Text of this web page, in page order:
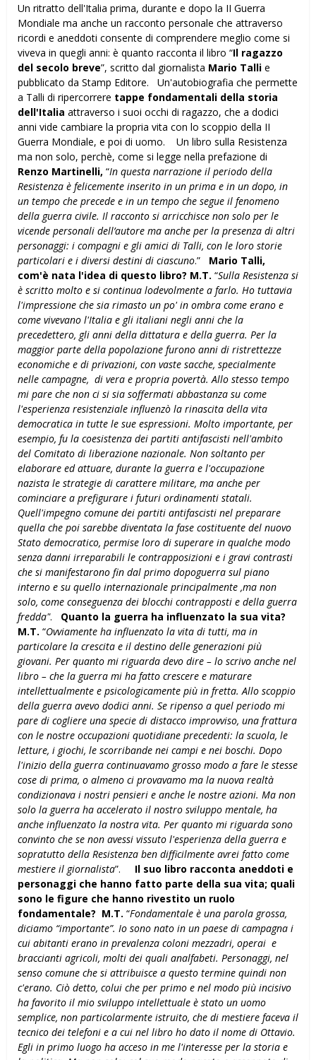
Un ritratto dell'Italia prima, durante e dopo la II Guerra
Mondiale ma anche un racconto personale che attraverso
ricordi e aneddoti consente di comprendere meglio come si
viveva in quegli anni: è quanto racconta il libro “Il ragazzo
del secolo breve”, scritto dal giornalista Mario Talli e
pubblicato da Stamp Editore. Un'autobiografia che permette
a Talli di ripercorrere tappe fondamentali della storia
dell'Italia attraverso i suoi occhi di ragazzo, che a dodici
anni vide cambiare la propria vita con lo scoppio della II
Guerra Mondiale, e poi di uomo. Un libro sulla Resistenza
ma non solo, perchè, come si legge nella prefazione di
Renzo Martinelli, “In questa narrazione il periodo della
Resistenza è felicemente inserito in un prima e in un dopo, in
un tempo che precede e in un tempo che segue il fenomeno
della guerra civile. Il racconto si arricchisce non solo per le
vicende personali dell’autore ma anche per la presenza di altri
personaggi: i compagni e gli amici di Talli, con le loro storie
particolari e i diversi destini di ciascuno.” Mario Talli,
com'è nata l'idea di questo libro? M.T. “Sulla Resistenza si
è scritto molto e si continua lodevolmente a farlo. Ho tuttavia
l'impressione che sia rimasto un po' in ombra come erano e
come vivevano l'Italia e gli italiani negli anni che la
precedettero, gli anni della dittatura e della guerra. Per la
maggior parte della popolazione furono anni di ristrettezze
economiche e di privazioni, con vaste sacche, specialmente
nelle campagne, di vera e propria povertà. Allo stesso tempo
mi pare che non ci si sia soffermati abbastanza su come
l'esperienza resistenziale influenzò la rinascita della vita
democratica in tutte le sue espressioni. Molto importante, per
esempio, fu la coesistenza dei partiti antifascisti nell'ambito
del Comitato di liberazione nazionale. Non soltanto per
elaborare ed attuare, durante la guerra e l'occupazione
nazista le strategie di carattere militare, ma anche per
cominciare a prefigurare i futuri ordinamenti statali.
Quell'impegno comune dei partiti antifascisti nel preparare
quella che poi sarebbe diventata la fase costituente del nuovo
Stato democratico, permise loro di superare in qualche modo
senza danni irreparabili le contrapposizioni e i gravi contrasti
che si manifestarono fin dal primo dopoguerra sul piano
interno e su quello internazionale principalmente ,ma non
solo, come conseguenza dei blocchi contrapposti e della guerra
fredda". Quanto la guerra ha influenzato la sua vita?
M.T. “Ovviamente ha influenzato la vita di tutti, ma in
particolare la crescita e il destino delle generazioni più
giovani. Per quanto mi riguarda devo dire – lo scrivo anche nel
libro – che la guerra mi ha fatto crescere e maturare
intellettualmente e psicologicamente più in fretta. Allo scoppio
della guerra avevo dodici anni. Se ripenso a quel periodo mi
pare di cogliere una specie di distacco improvviso, una frattura
con le nostre occupazioni quotidiane precedenti: la scuola, le
letture, i giochi, le scorribande nei campi e nei boschi. Dopo
l'inizio della guerra continuavamo grosso modo a fare le stesse
cose di prima, o almeno ci provavamo ma la nuova realtà
condizionava i nostri pensieri e anche le nostre azioni. Ma non
solo la guerra ha accelerato il nostro sviluppo mentale, ha
anche influenzato la nostra vita. Per quanto mi riguarda sono
convinto che se non avessi vissuto l'esperienza della guerra e
sopratutto della Resistenza ben difficilmente avrei fatto come
mestiere il giornalista”. Il suo libro racconta aneddoti e
personaggi che hanno fatto parte della sua vita; quali
sono le figure che hanno rivestito un ruolo
fondamentale? M.T. “Fondamentale è una parola grossa,
diciamo “importante”. Io sono nato in un paese di campagna i
cui abitanti erano in prevalenza coloni mezzadri, operai e
braccianti agricoli, molti dei quali analfabeti. Personaggi, nel
senso comune che si attribuisce a questo termine quindi non
c'erano. Ciò detto, colui che per primo e nel modo più incisivo
ha favorito il mio sviluppo intellettuale è stato un uomo
semplice, non particolarmente istruito, che di mestiere faceva il
tecnico dei telefoni e a cui nel libro ho dato il nome di Ottavio.
Egli in primo luogo ha acceso in me l'interesse per la storia e